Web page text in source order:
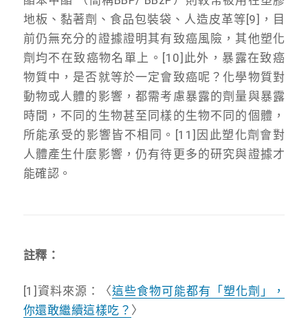
地板、黏著劑、食品包裝袋、人造皮革等[9]，目
前仍無充分的證據證明其有致癌風險，其他塑化
劑均不在致癌物名單上。[10]此外，暴露在致癌
物質中，是否就等於一定會致癌呢？化學物質對
動物或人體的影響，都需考慮暴露的劑量與暴露
時間，不同的生物甚至同樣的生物不同的個體，
所能承受的影響皆不相同。[11]因此塑化劑會對
人體產生什麼影響，仍有待更多的研究與證據才
能確認。
註釋：
[1]資料來源：〈這些食物可能都有「塑化劑」，
你還敢繼續這樣吃？ 〉